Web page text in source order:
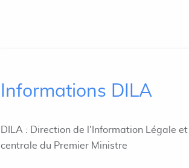
Informations DILA
DILA : Direction de l'Information Légale
centrale du Premier Ministre